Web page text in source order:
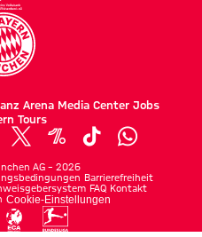
Arena Media Center Jobs
Tours
AG – 2026
Barrierefreiheit
FAQ Kontakt
Cookie-Einstellungen